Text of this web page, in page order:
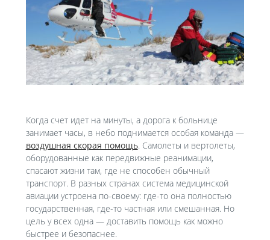
Когда счет идет на минуты, а дорога к больнице
занимает часы, в небо поднимается особая команда —
воздушная скорая помощь. Самолеты и вертолеты,
оборудованные как передвижные реанимации,
спасают жизни там, где не способен обычный
транспорт. В разных странах система медицинской
авиации устроена по-своему: где-то она полностью
государственная, где-то частная или смешанная. Но
цель у всех одна — доставить помощь как можно
быстрее и безопаснее.